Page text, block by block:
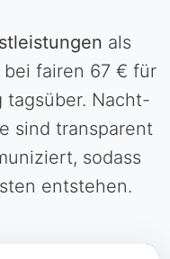
als
bei fairen 67 € für
Nacht-
sind transparent
sodass
entstehen.